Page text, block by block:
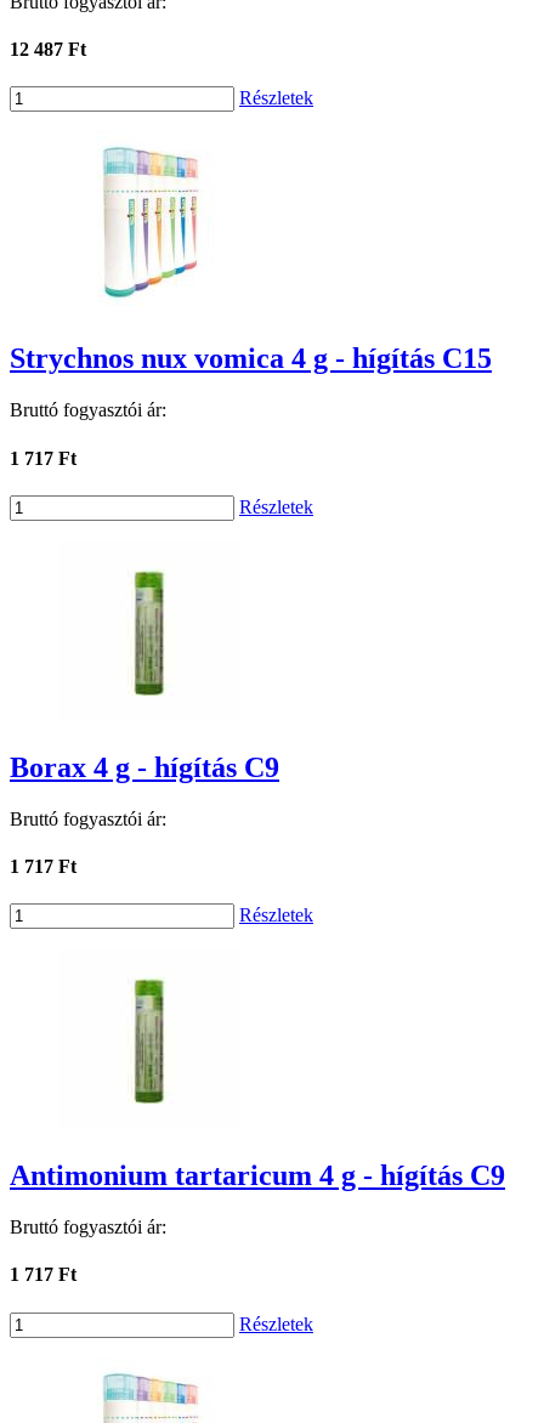
12 487 Ft
Részletek
Strychnos nux vomica 4 g - hígítás C15
Bruttó fogyasztói ár:
1 717 Ft
Részletek
Borax 4 g - hígítás C9
Bruttó fogyasztói ár:
1 717 Ft
Részletek
Antimonium tartaricum 4 g - hígítás C9
Bruttó fogyasztói ár:
1 717 Ft
Részletek